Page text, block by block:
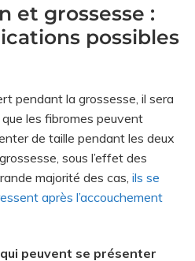
et grossesse :
possibles
pendant la grossesse, il sera
que les fibromes peuvent
de taille pendant les deux
sous l’effet des
majorité des cas, ils se
après l’accouchement
peuvent se présenter